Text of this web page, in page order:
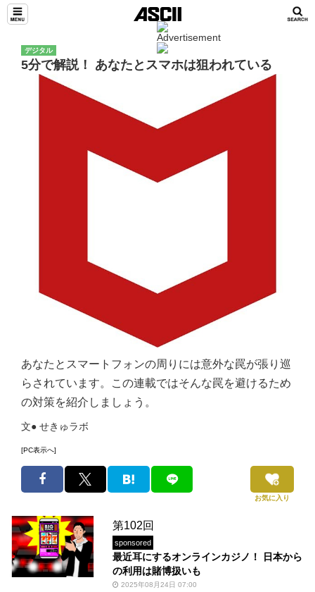
デジタル
5分で解説！ あなたとスマホは狙われている
あなたとスマートフォンの周りには意外な罠が張り巡
らされています。この連載ではそんな罠を避けるため
の対策を紹介しましょう。
文● せきゅラボ
[PC表示へ]
お気に入り
第102回
sponsored
最近耳にするオンラインカジノ！ 日本から
の利用は賭博扱いも
2025年08月24日 07:00